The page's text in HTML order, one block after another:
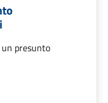
presunto